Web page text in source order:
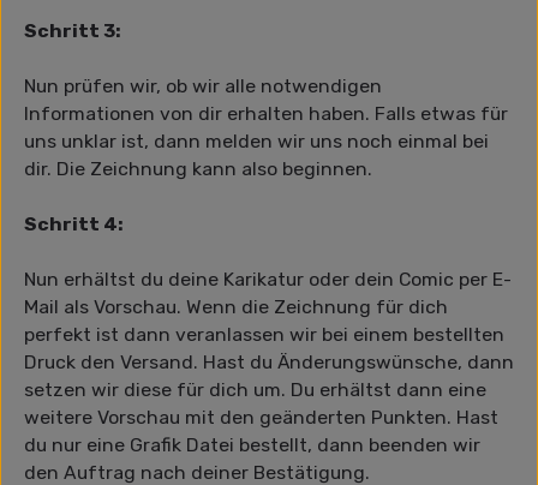
Schritt 3:
Nun prüfen wir, ob wir alle notwendigen
Informationen von dir erhalten haben. Falls etwas für
uns unklar ist, dann melden wir uns noch einmal bei
dir. Die Zeichnung kann also beginnen.
Schritt 4:
Nun erhältst du deine Karikatur oder dein Comic per E-
Mail als Vorschau. Wenn die Zeichnung für dich
perfekt ist dann veranlassen wir bei einem bestellten
Druck den Versand. Hast du Änderungswünsche, dann
setzen wir diese für dich um. Du erhältst dann eine
weitere Vorschau mit den geänderten Punkten. Hast
du nur eine Grafik Datei bestellt, dann beenden wir
den Auftrag nach deiner Bestätigung.